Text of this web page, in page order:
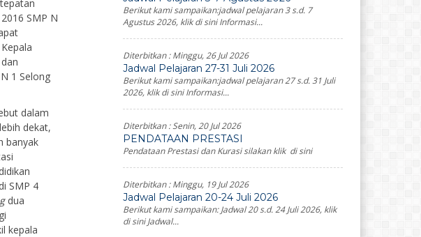
SMP N
1 Selong
dalam
dekat,
banyak
SMP 4
dua
kepala
Berikut kami sampaikan:jadwal pelajaran 3 s.d. 7
Agustus 2026, klik di sini Informasi...
Diterbitkan :Minggu, 26 Jul 2026
Jadwal Pelajaran 27-31 Juli 2026
Berikut kami sampaikan:jadwal pelajaran 27 s.d. 31 Juli
2026, klik di sini Informasi...
Diterbitkan :Senin, 20 Jul 2026
PENDATAAN PRESTASI
Pendataan Prestasi dan Kurasi silakan klik di sini
Diterbitkan :Minggu, 19 Jul 2026
Jadwal Pelajaran 20-24 Juli 2026
Berikut kami sampaikan: Jadwal 20 s.d. 24 Juli 2026, klik
di sini Jadwal...